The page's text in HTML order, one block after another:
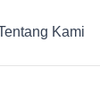
Kami